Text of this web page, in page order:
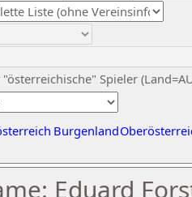
Spieler
Burgenland
Eduard